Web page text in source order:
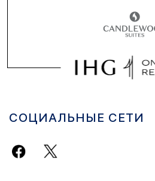
СОЦИАЛЬНЫЕ СЕТИ